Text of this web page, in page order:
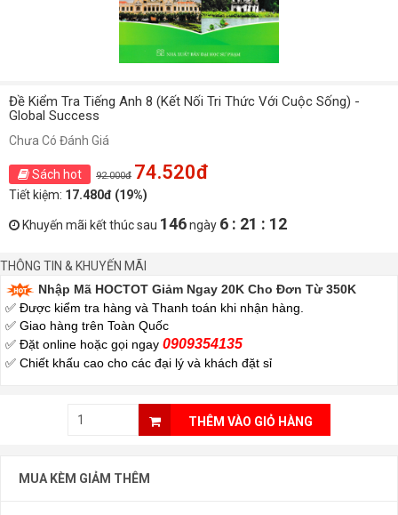
Đề Kiểm Tra Tiếng Anh 8 (Kết Nối Tri Thức Với Cuộc Sống) -
Global Success
Chưa Có Đánh Giá
Sách hot 92.000đ 74.520đ
Tiết kiệm: 17.480đ (19%)
Khuyến mãi kết thúc sau 146ngày 6 : 21 : 11
THÔNG TIN & KHUYẾN MÃI
Nhập Mã HOCTOT Giảm Ngay 20K Cho Đơn Từ 350K
✅ Được kiểm tra hàng và Thanh toán khi nhận hàng.
✅ Giao hàng trên Toàn Quốc
✅ Đặt online hoặc gọi ngay 0909354135
✅ Chiết khấu cao cho các đại lý và khách đặt sỉ
THÊM VÀO GIỎ HÀNG
MUA KÈM GIẢM THÊM